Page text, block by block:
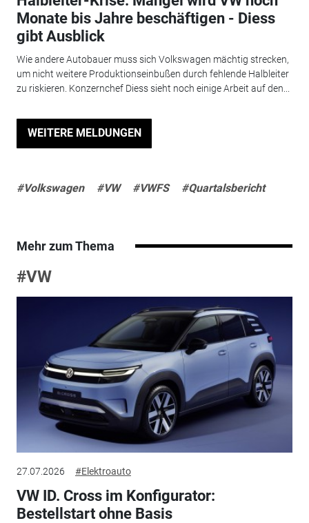
Monate bis Jahre beschäftigen - Diess
gibt Ausblick
Wie andere Autobauer muss sich Volkswagen mächtig strecken,
um nicht weitere Produktionseinbußen durch fehlende Halbleiter
zu riskieren. Konzernchef Diess sieht noch einige Arbeit auf den...
WEITERE MELDUNGEN
#Volkswagen #VW #VWFS #Quartalsbericht
Mehr zum Thema
#VW
27.07.2026 #Elektroauto
VW ID. Cross im Konfigurator:
Bestellstart ohne Basis